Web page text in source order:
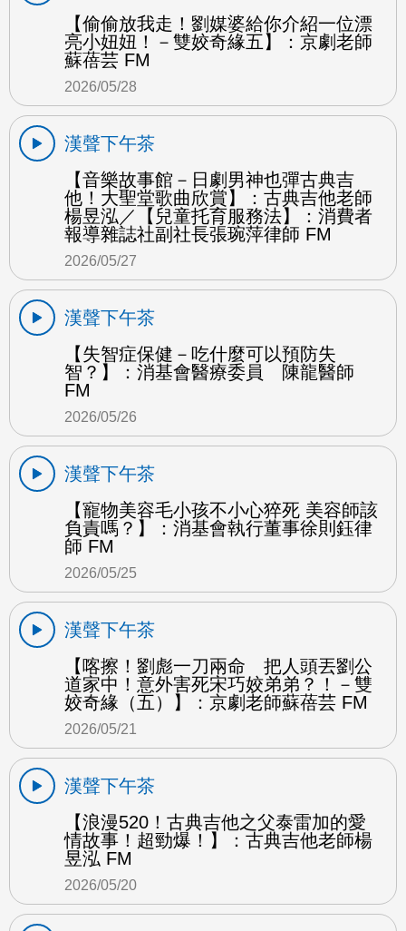
【偷偷放我走！劉媒婆給你介紹一位漂
亮小妞妞！－雙姣奇緣五】：京劇老師
蘇蓓芸 FM
2026/05/28
漢聲下午茶
【音樂故事館－日劇男神也彈古典吉
他！大聖堂歌曲欣賞】：古典吉他老師
楊昱泓／【兒童托育服務法】：消費者
報導雜誌社副社長張琬萍律師 FM
2026/05/27
漢聲下午茶
【失智症保健－吃什麼可以預防失
智？】：消基會醫療委員 陳龍醫師
FM
2026/05/26
漢聲下午茶
【寵物美容毛小孩不小心猝死 美容師該
負責嗎？】：消基會執行董事徐則鈺律
師 FM
2026/05/25
漢聲下午茶
【喀擦！劉彪一刀兩命 把人頭丟劉公
道家中！意外害死宋巧姣弟弟？！－雙
姣奇緣（五）】：京劇老師蘇蓓芸 FM
2026/05/21
漢聲下午茶
【浪漫520！古典吉他之父泰雷加的愛
情故事！超勁爆！】：古典吉他老師楊
昱泓 FM
2026/05/20